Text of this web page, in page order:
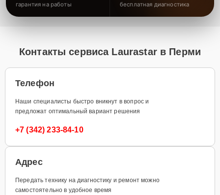
гарантия на работы бесплатная диагностика
Контакты сервиса Laurastar в Перми
Телефон
Наши специалисты быстро вникнут в вопрос и
предложат оптимальный вариант решения
+7 (342) 233-84-10
Адрес
Передать технику на диагностику и ремонт можно
самостоятельно в удобное время